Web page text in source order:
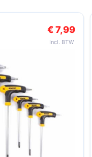
van de
te slaan
€ 7,99